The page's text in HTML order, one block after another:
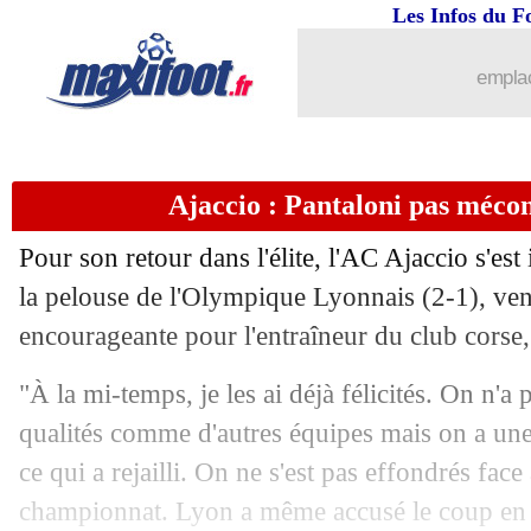
Les Infos du
Ajaccio : Pantaloni pas
Pour son retour dans l'élite, l'AC Ajaccio
la pelouse de l'Olympique Lyonnais (2-1),
encourageante pour l'entraîneur du club
"À la mi-temps, je les ai déjà félicités. On n'a
qualités comme d'autres équipes mais on a
ce qui a rejailli. On ne s'est pas effondrés face
championnat. Lyon a même accusé le coup
Chelsea
06/08 Ang.
06/08 Man Utd: Neville irrité par Ronaldo
06/08 : Galtier compte sur Danilo
06/08 Arsenal: Saliba a impressionné
06/08
06/08 Nice: Schmeichel n'a pas hésité
06/08 Aston Villa: Gerrard sous le charme